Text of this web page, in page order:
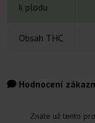
k plodu
Obsah THC
Hodnocení
Znáte už tento